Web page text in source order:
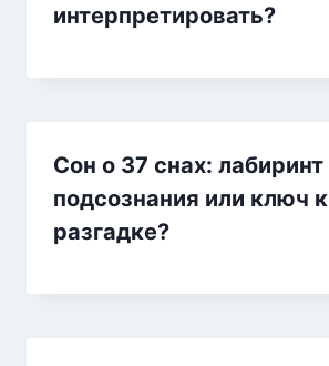
интерпретировать?
Сон о 37 снах: лабиринт
подсознания или ключ к
разгадке?